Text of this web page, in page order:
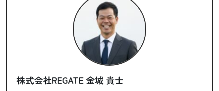
株式会社REGATE 金城 貴士